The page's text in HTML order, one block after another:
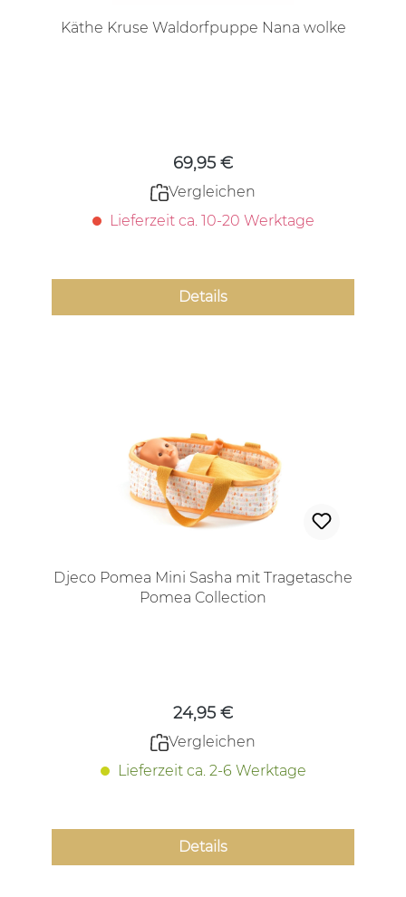
Käthe Kruse Waldorfpuppe Nana wolke
69,95 €
Vergleichen
Lieferzeit ca. 10-20 Werktage
Details
Djeco Pomea Mini Sasha mit Tragetasche
Pomea Collection
24,95 €
Vergleichen
Lieferzeit ca. 2-6 Werktage
Details